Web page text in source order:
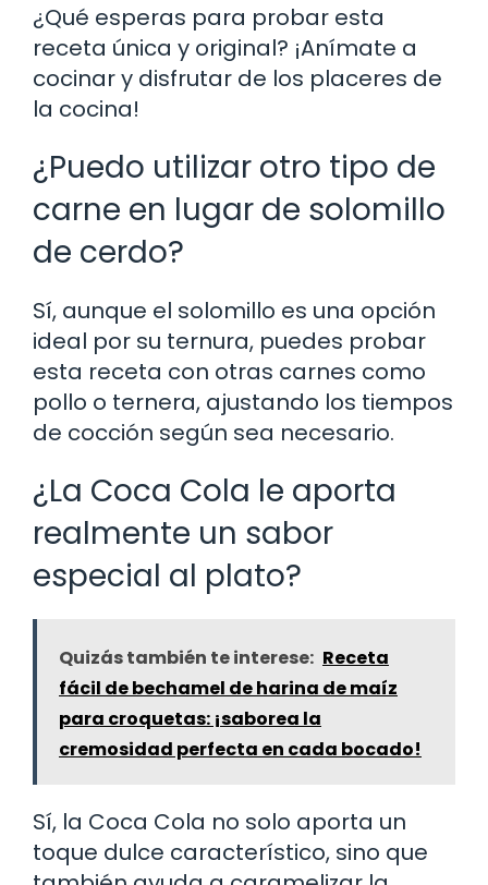
¿Qué esperas para probar esta
receta única y original? ¡Anímate a
cocinar y disfrutar de los placeres de
la cocina!
¿Puedo utilizar otro tipo de
carne en lugar de solomillo
de cerdo?
Sí, aunque el solomillo es una opción
ideal por su ternura, puedes probar
esta receta con otras carnes como
pollo o ternera, ajustando los tiempos
de cocción según sea necesario.
¿La Coca Cola le aporta
realmente un sabor
especial al plato?
Quizás también te interese: Receta
fácil de bechamel de harina de maíz
para croquetas: ¡saborea la
cremosidad perfecta en cada bocado!
Sí, la Coca Cola no solo aporta un
toque dulce característico, sino que